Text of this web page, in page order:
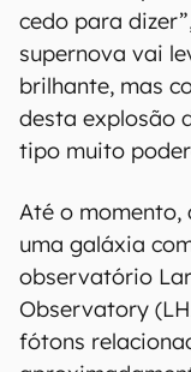
cedo para
supernova vai
brilhante, mas
desta explosão
tipo muito
Até o momento,
uma galáxia
observatório
Observatory
fótons